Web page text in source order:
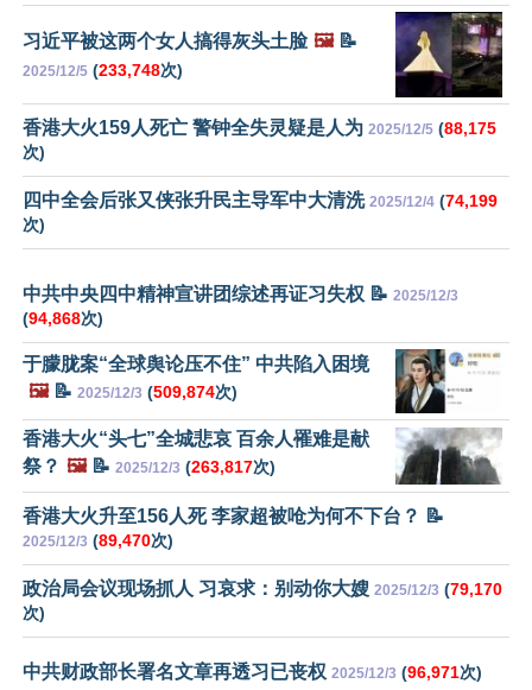
习近平被这两个女人搞得灰头土脸 🖼️📝
2025/12/5 (233,748次)
香港大火159人死亡 警钟全失灵疑是人为 2025/12/5 (88,175
次)
四中全会后张又侠张升民主导军中大清洗 2025/12/4 (74,199
次)
中共中央四中精神宣讲团综述再证习失权 📝 2025/12/3
(94,868次)
于朦胧案“全球舆论压不住” 中共陷入困境
🖼️📝 2025/12/3 (509,874次)
香港大火“头七”全城悲哀 百余人罹难是献
祭？ 🖼️📝 2025/12/3 (263,817次)
香港大火升至156人死 李家超被呛为何不下台？ 📝
2025/12/3 (89,470次)
政治局会议现场抓人 习哀求：别动你大嫂 2025/12/3 (79,170
次)
中共财政部长署名文章再透习已丧权 2025/12/3 (96,971次)